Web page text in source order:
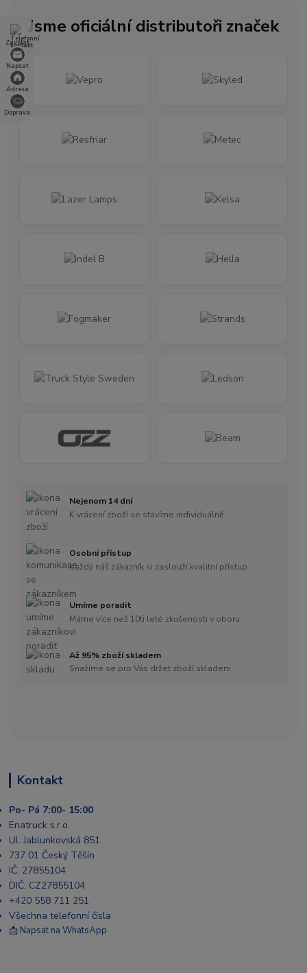
Zavolat
Napsat
Adresa
Doprava
Jsme oficiální distributoři značek
Nejenom 14 dní
K vrácení zboží se stavíme individuálně
Osobní přístup
Každý náš zákazník si zaslouží kvalitní přístup
Umíme poradit
Máme více než 10ti leté zkušenosti v oboru
Až 95% zboží skladem
Snažíme se pro Vás držet zboží skladem
Kontakt
Po- Pá 7:00- 15:00
Enatruck s.r.o.
Ul. Jablunkovská 851
737 01 Český Těšín
IČ: 27855104
DIČ: CZ27855104
+420 558 711 251
Všechna telefonní čísla
📩 Napsat na WhatsApp